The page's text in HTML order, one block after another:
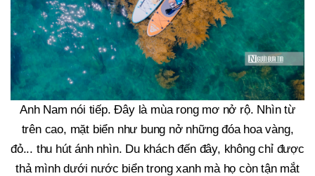
Anh Nam nói tiếp. Đây là mùa rong mơ nở rộ. Nhìn từ
trên cao, mặt biển như bung nở những đóa hoa vàng,
đỏ... thu hút ánh nhìn. Du khách đến đây, không chỉ được
thả mình dưới nước biển trong xanh mà họ còn tận mắt